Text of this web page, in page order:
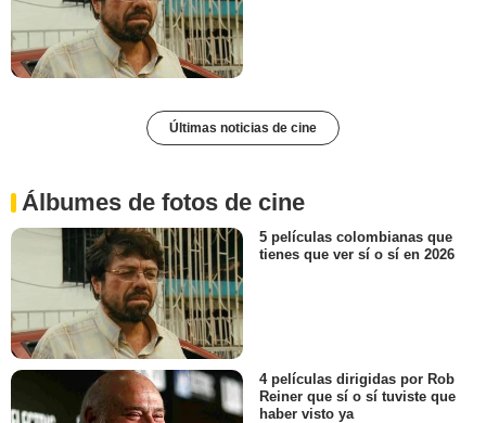
Últimas noticias de cine
Álbumes de fotos de cine
5 películas colombianas que
tienes que ver sí o sí en 2026
4 películas dirigidas por Rob
Reiner que sí o sí tuviste que
haber visto ya